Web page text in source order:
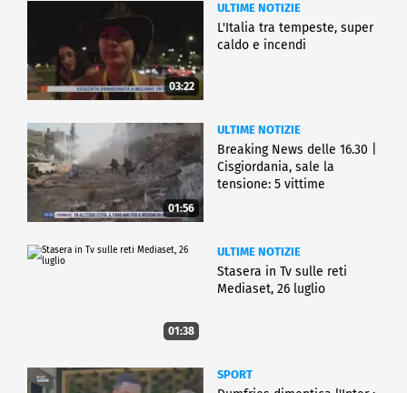
03:22
ULTIME NOTIZIE
L'Italia tra tempeste, super
caldo e incendi
01:56
ULTIME NOTIZIE
Breaking News delle 16.30 |
Cisgiordania, sale la
tensione: 5 vittime
01:38
ULTIME NOTIZIE
Stasera in Tv sulle reti
Mediaset, 26 luglio
SPORT